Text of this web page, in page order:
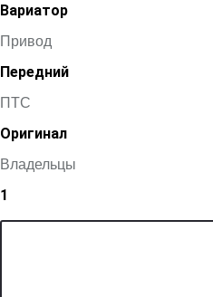
Вариатор
Привод
Передний
ПТС
Оригинал
Владельцы
1